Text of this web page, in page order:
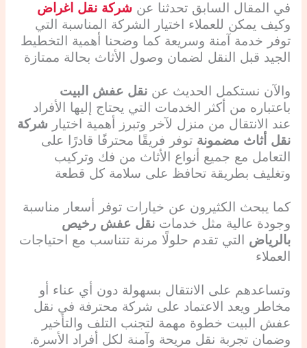
في المقال السابق تحدثنا عن شركة نقل اغراض
وكيف يمكن للعملاء اختيار الشركة المناسبة التي
توفر خدمة آمنة وسريعة كما وضحنا أهمية التخطيط
الجيد قبل النقل لضمان وصول الأثاث بحالة ممتازة
والآن نستكمل الحديث عن نقل عفش البيت
باعتباره من أكثر الخدمات التي يحتاج إليها الأفراد
عند الانتقال من منزل لآخر وتبرز أهمية اختيار شركة
نقل أثاث مضمونة توفر فريقًا محترفًا قادرًا على
التعامل مع جميع أنواع الأثاث من فك وتركيب
وتغليف بطريقة تحافظ على سلامة كل قطعة
كما يبحث الكثيرون عن خيارات توفر أسعار مناسبة
وجودة عالية مثل خدمات نقل عفش رخيص
بالرياض التي تقدم حلولًا مرنة تتناسب مع احتياجات
العملاء
وتساعدهم على الانتقال بسهولة دون أي عناء أو
مخاطر ويعد الاعتماد على شركة محترفة في نقل
عفش البيت خطوة مهمة لتجنب التلف والتأخير
وضمان تجربة نقل مريحة وآمنة لكل أفراد الأسرة.